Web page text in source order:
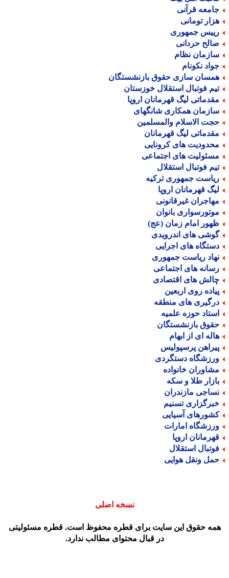
قرآنی
تومانی
جمهوری
حردانی
نظام
نکونام
سازی حقوق بازنشستگان
فوتبال استقلال خوزستان
لیگ قهرمانان اروپا
همکاری شانگهای
الاسلام والمسلمین
لیگ قهرمانان
های کرونایی
های اجتماعی
فوتبال استقلال
جمهوری ترکیه
قهرمانان اروپا
غیرقانونی
بانوان
امام زمان (عج)
های اندرویدی
های اجرایی
ریاست جمهوری
های اجتماعی
های اقتصادی
روی اربعین
های منطقه
حوزه علمیه
بازنشستگان
ای از ابهام
پرسپولیس
دستگردی
خانواده
طلا و سکه
مازندران
تسنیم
آسیایی
امارات
اروپا
استقلال
ونقل هوایی
نسخه اصلی
حقوق این سایت برای قطره محفوظ است. قطره مسئولیتی
در قبال محتوای مطالب ندارد.